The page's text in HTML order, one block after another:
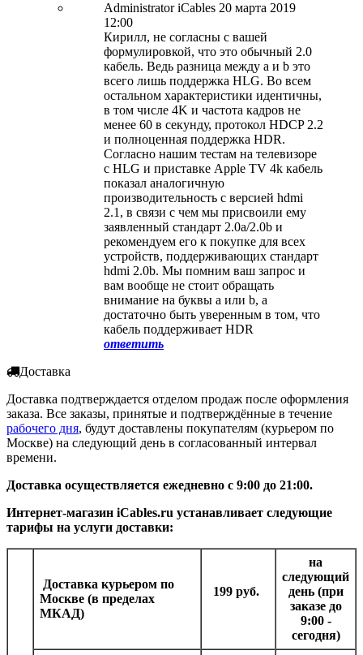
Administrator iCables 20 марта 2019
12:00
Кирилл, не согласны с вашей
формулировкой, что это обычный 2.0
кабель. Ведь разница между a и b это
всего лишь поддержка HLG. Во всем
остальном характеристики идентичны,
в том числе 4K и частота кадров не
менее 60 в секунду, протокол HDCP 2.2
и полноценная поддержка HDR.
Согласно нашим тестам на телевизоре
с HLG и приставке Apple TV 4k кабель
показал аналогичную
производительность с версией hdmi
2.1, в связи с чем мы присвоили ему
заявленный стандарт 2.0a/2.0b и
рекомендуем его к покупке для всех
устройств, поддерживающих стандарт
hdmi 2.0b. Мы помним ваш запрос и
вам вообще не стоит обращать
внимание на буквы а или b, а
достаточно быть уверенным в том, что
кабель поддерживает HDR
ответить
Доставка
Доставка подтверждается отделом продаж после оформления
заказа. Все заказы, принятые и подтверждённые в течение
рабочего дня, будут доставлены покупателям (курьером по
Москве) на следующий день в согласованный интервал
времени.
Доставка осуществляется ежедневно с 9:00 до 21:00.
Интернет-магазин iCables.ru устанавливает следующие
тарифы на услуги доставки:
Доставка курьером по
Москве (в пределах
МКАД)
199 руб.
на
следующий
день (при
заказе до
9:00 -
сегодня)